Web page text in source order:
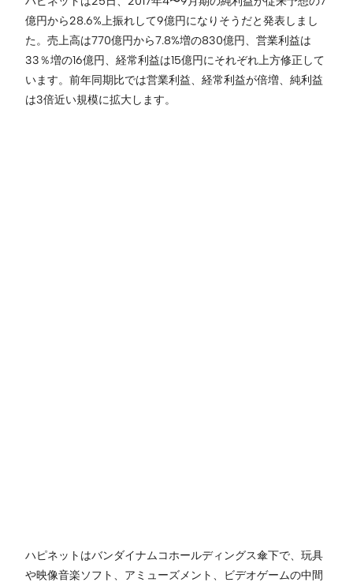
億円から28.6%上振れして9億円になりそうだと発表しまし
た。売上高は770億円から7.8%増の830億円、営業利益は
33％増の16億円、経常利益は15億円にそれぞれ上方修正して
います。前年同期比では営業利益、経常利益が倍増、純利益
は3倍近い規模に拡大します。
ハピネットはバンダイナムコホールディングス傘下で、玩具
や映像音楽ソフト、アミューズメント、ビデオゲームの中間